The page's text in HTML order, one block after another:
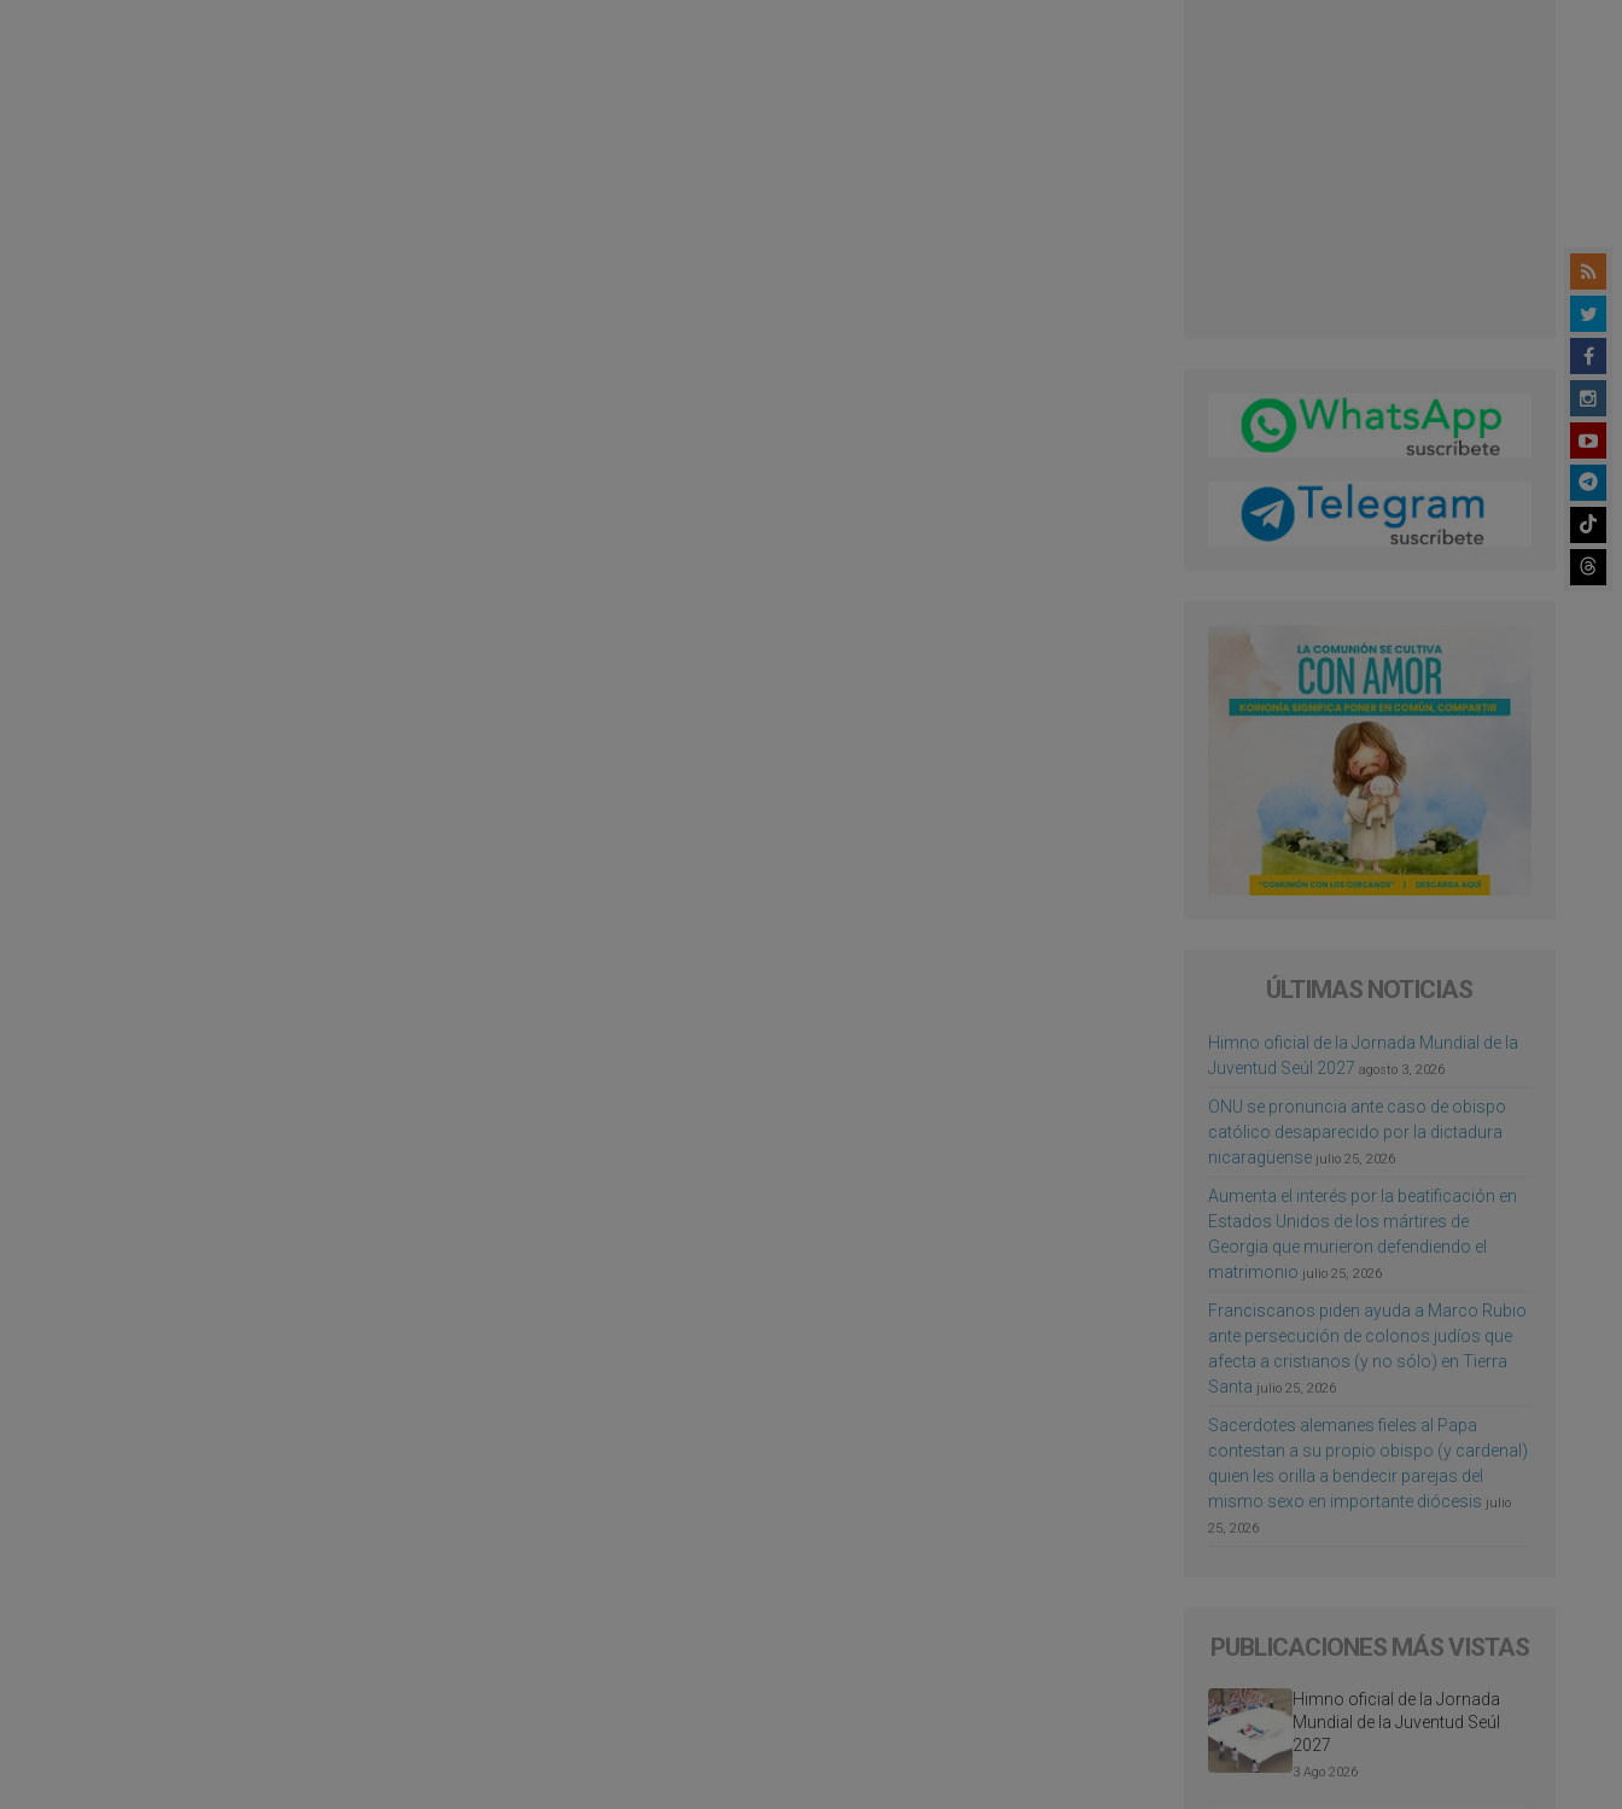
ÚLTIMAS NOTICIAS
Himno oficial de la Jornada Mundial de la
Juventud Seúl 2027 agosto 3, 2026
ONU se pronuncia ante caso de obispo
católico desaparecido por la dictadura
nicaragüense julio 25, 2026
Aumenta el interés por la beatificación en
Estados Unidos de los mártires de
Georgia que murieron defendiendo el
matrimonio julio 25, 2026
Franciscanos piden ayuda a Marco Rubio
ante persecución de colonos judíos que
afecta a cristianos (y no sólo) en Tierra
Santa julio 25, 2026
Sacerdotes alemanes fieles al Papa
contestan a su propio obispo (y cardenal)
quien les orilla a bendecir parejas del
mismo sexo en importante diócesis julio
25, 2026
PUBLICACIONES MÁS VISTAS
Himno oficial de la Jornada
Mundial de la Juventud Seúl
2027
3 Ago 2026